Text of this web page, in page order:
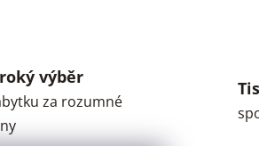
výběr
za rozumné